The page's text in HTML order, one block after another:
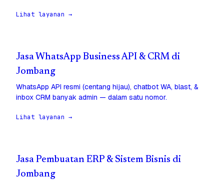
Lihat layanan →
Jasa WhatsApp Business API & CRM di
Jombang
WhatsApp API resmi (centang hijau), chatbot WA, blast, &
inbox CRM banyak admin — dalam satu nomor.
Lihat layanan →
Jasa Pembuatan ERP & Sistem Bisnis di
Jombang